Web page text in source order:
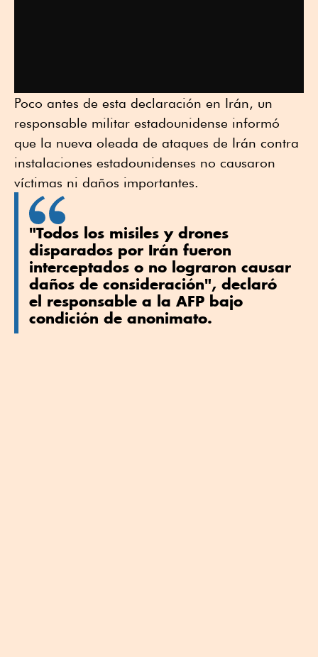
Poco antes de esta declaración en Irán, un
responsable militar estadounidense informó
que la nueva oleada de ataques de Irán contra
instalaciones estadounidenses no causaron
víctimas ni daños importantes.
"Todos los misiles y drones
disparados por Irán fueron
interceptados o no lograron causar
daños de consideración", declaró
el responsable a la AFP bajo
condición de anonimato.